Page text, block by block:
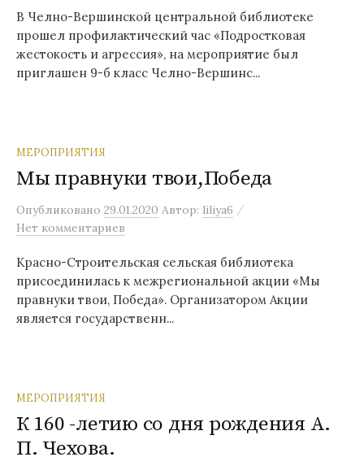
В Челно-Вершинской центральной библиотеке
прошел профилактический час «Подростковая
жестокость и агрессия», на мероприятие был
приглашен 9-б класс Челно-Вершинс...
МЕРОПРИЯТИЯ
Мы правнуки твои,Победа
Опубликовано 29.01.2020 Автор: liliya6 /
Нет комментариев
Красно-Строительская сельская библиотека
присоединилась к межрегиональной акции «Мы
правнуки твои, Победа». Организатором Акции
является государственн...
МЕРОПРИЯТИЯ
К 160 -летию со дня рождения А.
П. Чехова.